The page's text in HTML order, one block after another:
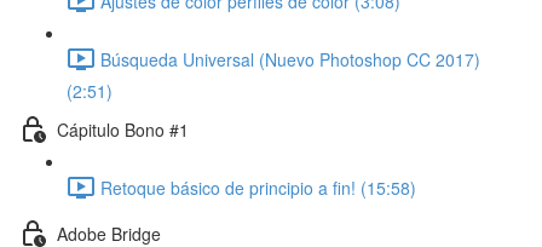
Búsqueda Universal (Nuevo Photoshop CC 2017)
(2:51)
Cápitulo Bono #1
Retoque básico de principio a fin! (15:58)
Adobe Bridge